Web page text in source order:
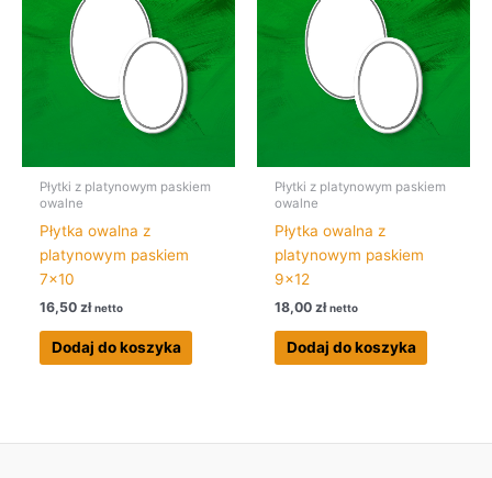
Płytki z platynowym paskiem
owalne
Płytka owalna z
platynowym paskiem
7×10
16,50zł netto
Dodaj do koszyka
Płytki z platynowym paskiem
owalne
Płytka owalna z
platynowym paskiem
9×12
18,00zł netto
Dodaj do koszyka